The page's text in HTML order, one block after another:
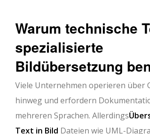
Warum technische
spezialisierte
Bildübersetzung
Viele Unternehmen operieren über
hinweg und erfordern
mehreren Sprachen. Allerdings
Text in Bild Dateien wie UML-